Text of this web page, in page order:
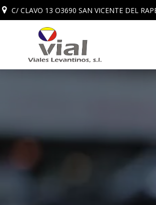
Saltar
al
C/ CLAVO 13 O3690 SAN VICENTE DEL